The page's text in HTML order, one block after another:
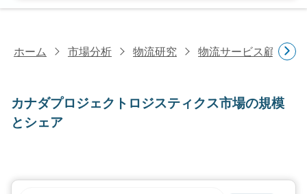
ホーム 市場分析 物流研究 物流サービス顧客研究
カナダプロジェクトロジスティクス市場の規模
とシェア